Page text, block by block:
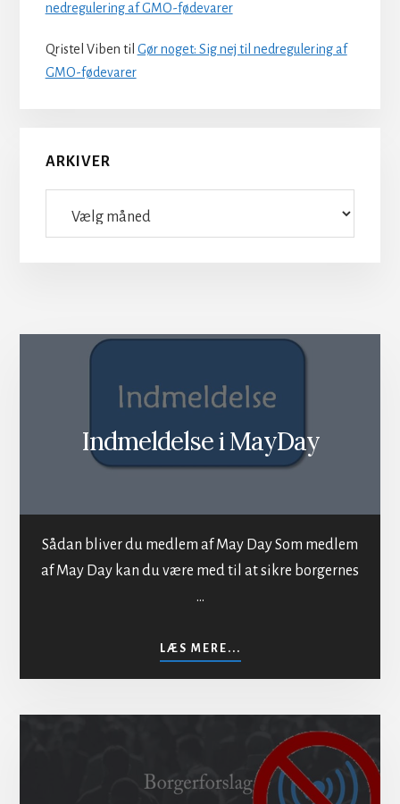
nedregulering af GMO-fødevarer
Qristel Viben til Gør noget: Sig nej til nedregulering af
GMO-fødevarer
ARKIVER
Indmeldelse i MayDay
Sådan bliver du medlem af May Day Som medlem
af May Day kan du være med til at sikre borgernes
…
LÆS MERE...
INDMELDELSE
I